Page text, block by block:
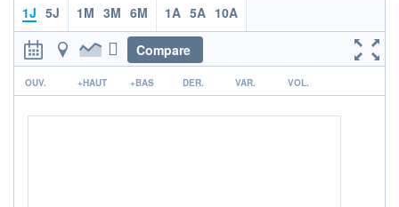
ÉLIGIBILITÉ
Non éligible
Boursobank
+ PORTEFEUILLE
1J 5J 1M 3M 6M 1A 5A 10A
Compare
r
OUV. +HAUT +BAS DER. VAR. VOL.